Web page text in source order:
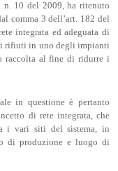
n. 10 del 2009, ha ritenuto
comma 3 dell’art. 182 del
integrata ed adeguata di
rifiuti in uno degli impianti
al fine di ridurre i
in questione è pertanto
di rete integrata, che
i vari siti del sistema, in
di produzione e luogo di